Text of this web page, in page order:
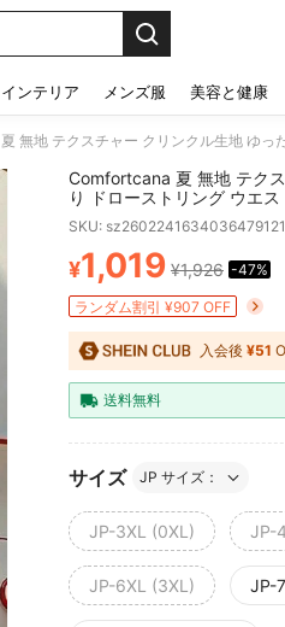
ンテリア メンズ服 美容と健康
Comfortcana 夏 無地 テク
り ドローストリング ウエ
ン ワイドレッグパンツ、プ
SKU:
PRICE AND
¥1,019 ¥1,926 -47%
ランダム割引 ¥907 OFF
入会後 ¥51
送料無料
サイズ JP サイズ：
JP-3XL (0XL) JP-
JP-6XL (3XL) JP-